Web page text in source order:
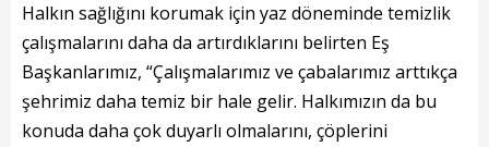
Tamamlanan Projeler
Devam Eden Projeler
Planlanan Projeler
Halkın sağlığını korumak için yaz döneminde temizlik
çalışmalarını daha da artırdıklarını belirten Eş
Başkanlarımız, “Çalışmalarımız ve çabalarımız arttıkça
şehrimiz daha temiz bir hale gelir. Halkımızın da bu
konuda daha çok duyarlı olmalarını, çöplerini